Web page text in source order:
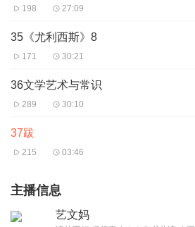
198 27:09
35《尤利西斯》8
171 30:21
36文学艺术与常识
289 30:10
37跋
215 03:46
主播信息
艺文妈